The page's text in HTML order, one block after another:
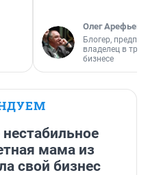
Олег Арефьев
Блогер,
владелец в
бизнесе
мама из
свой бизнес